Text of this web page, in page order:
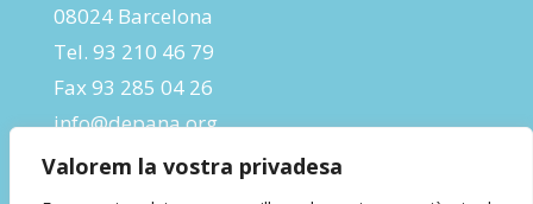
Valorem la vostra privadesa
08024 Barcelona
Tel. 93 210 46 79
Fax 93 285 04 26
info@depana.org